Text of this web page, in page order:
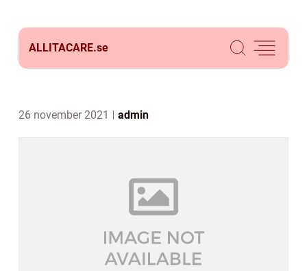
ALLITACARE.se
26 november 2021 admin